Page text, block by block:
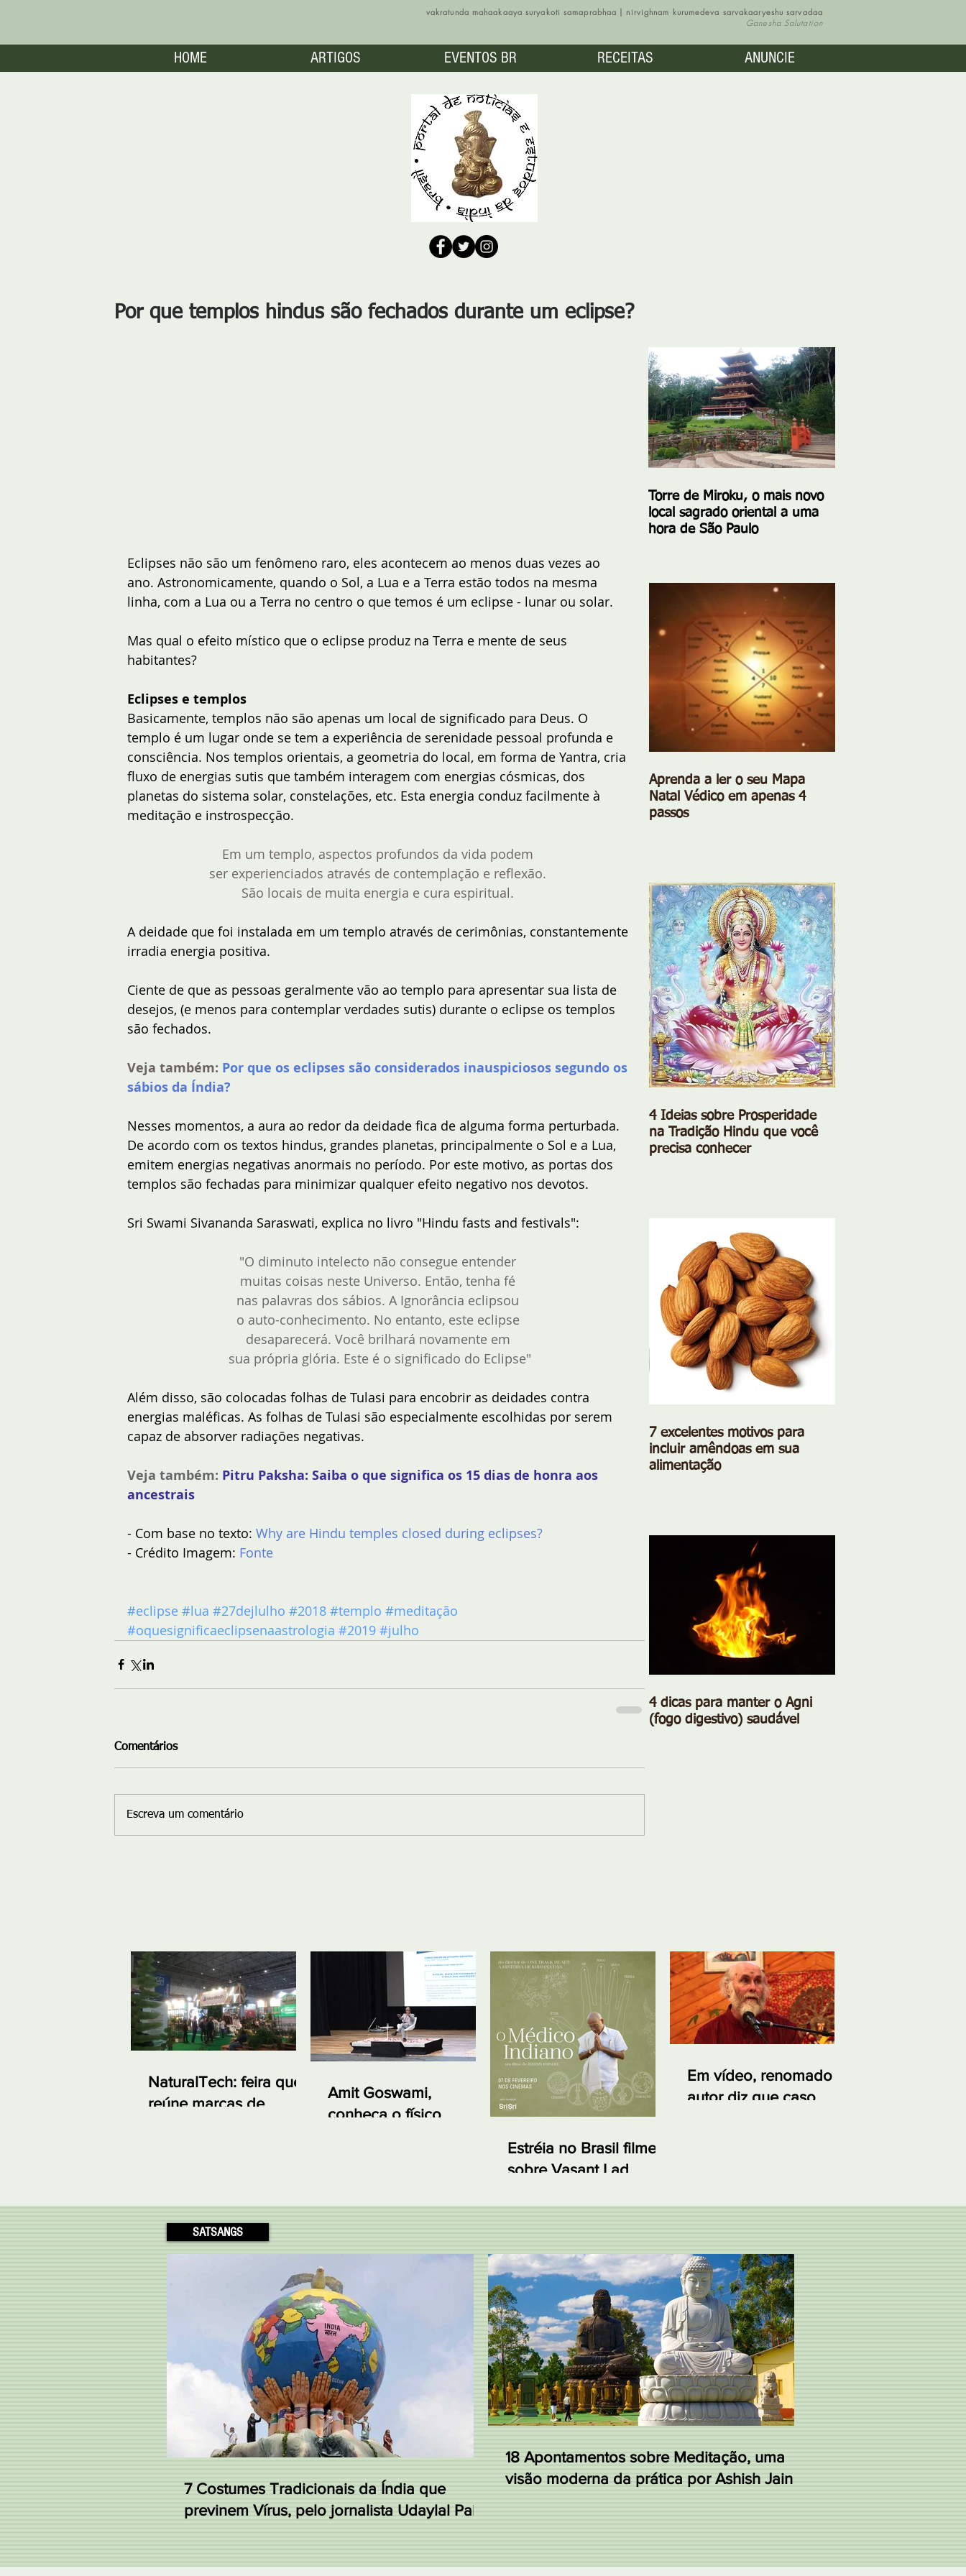
vakratunda mahaakaaya suryakoti samaprabhaa | nirvighnam kurumedeva sarvakaaryeshu sarvadaa
Ganesha Salutation
Por que templos hindus são fechados durante um eclipse?
Eclipses não são um fenômeno raro, eles acontecem ao menos duas vezes ao
ano. Astronomicamente, quando o Sol, a Lua e a Terra estão todos na mesma
linha, com a Lua ou a Terra no centro o que temos é um eclipse - lunar ou solar.
Mas qual o efeito místico que o eclipse produz na Terra e mente de seus
habitantes?
Eclipses e templos
Basicamente, templos não são apenas um local de significado para Deus. O
templo é um lugar onde se tem a experiência de serenidade pessoal profunda e
consciência. Nos templos orientais, a geometria do local, em forma de Yantra, cria
fluxo de energias sutis que também interagem com energias cósmicas, dos
planetas do sistema solar, constelações, etc. Esta energia conduz facilmente à
meditação e instrospecção.
Em um templo, aspectos profundos da vida podem
ser experienciados através de contemplação e reflexão.
São locais de muita energia e cura espiritual.
A deidade que foi instalada em um templo através de cerimônias, constantemente
irradia energia positiva.
Ciente de que as pessoas geralmente vão ao templo para apresentar sua lista de
desejos, (e menos para contemplar verdades sutis) durante o eclipse os templos
são fechados.
Veja também: Por que os eclipses são considerados inauspiciosos segundo os
sábios da Índia?
Nesses momentos, a aura ao redor da deidade fica de alguma forma perturbada.
De acordo com os textos hindus, grandes planetas, principalmente o Sol e a Lua,
emitem energias negativas anormais no período. Por este motivo, as portas dos
templos são fechadas para minimizar qualquer efeito negativo nos devotos.
Sri Swami Sivananda Saraswati, explica no livro "Hindu fasts and festivals":
"O diminuto intelecto não consegue entender
muitas coisas neste Universo. Então, tenha fé
nas palavras dos sábios. A Ignorância eclipsou
o auto-conhecimento. No entanto, este eclipse
desaparecerá. Você brilhará novamente em
sua própria glória. Este é o significado do Eclipse"
Além disso, são colocadas folhas de Tulasi para encobrir as deidades contra
energias maléficas. As folhas de Tulasi são especialmente escolhidas por serem
capaz de absorver radiações negativas.
Veja também: Pitru Paksha: Saiba o que significa os 15 dias de honra aos
ancestrais
- Com base no texto: Why are Hindu temples closed during eclipses?
- Crédito Imagem: Fonte
#eclipse #lua #27dejlulho #2018 #templo #meditação
#oquesignificaeclipsenaastrologia #2019 #julho
Comentários
Escreva um comentário
Torre de Miroku, o mais novo
local sagrado oriental a uma
hora de São Paulo
Aprenda a ler o seu Mapa
Natal Védico em apenas 4
passos
4 Ideias sobre Prosperidade
na Tradição Hindu que você
precisa conhecer
7 excelentes motivos para
incluir amêndoas em sua
alimentação
4 dicas para manter o Agni
(fogo digestivo) saudável
NaturalTech: feira que
reúne marcas de
Amit Goswami,
conheça o físico
Estréia no Brasil filme
sobre Vasant Lad,
Em vídeo, renomado
autor diz que caso
SATSANGS
7 Costumes Tradicionais da Índia que
previnem Vírus, pelo jornalista Udaylal Pai
18 Apontamentos sobre Meditação, uma
visão moderna da prática por Ashish Jain
HOME ARTIGOS EVENTOS BR RECEITAS ANUNCIE